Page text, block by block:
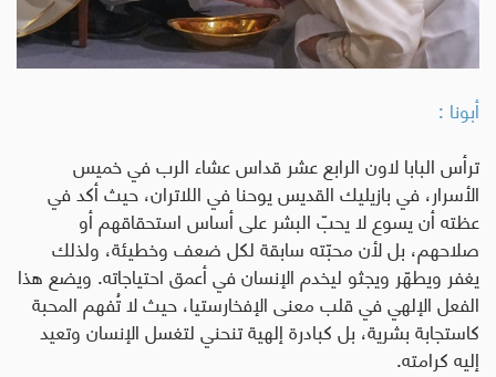
أبونا :
ترأس البابا لاون الرابع عشر قداس عشاء الرب في خميس
الأسرار، في بازيليك القديس يوحنا في اللاتران، حيث أكد في
عظته أن يسوع لا يحبّ البشر على أساس استحقاقهم أو
صلاحهم، بل لأن محبّته سابقة لكل ضعف وخطيئة، ولذلك
يغفر ويطهّر ويجثو ليخدم الإنسان في أعمق احتياجاته. ويضع هذا
الفعل الإلهي في قلب معنى الإفخارستيا، حيث لا تُفهم المحبة
كاستجابة بشرية، بل كبادرة إلهية تنحني لتغسل الإنسان وتعيد
إليه كرامته.